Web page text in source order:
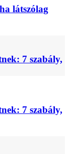
látszólag
7 szabály,
7 szabály,